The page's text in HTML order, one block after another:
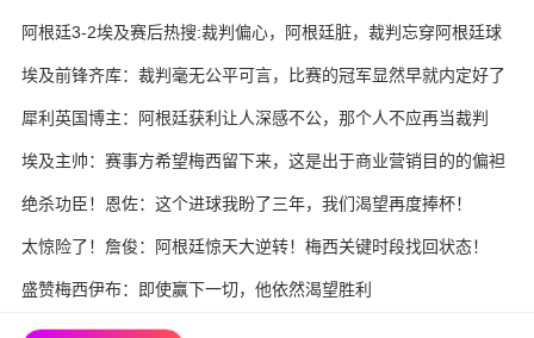
阿根廷3-2埃及赛后热搜:裁判偏心，阿根廷脏，裁判忘穿阿根廷球
衣
埃及前锋齐库：裁判毫无公平可言，比赛的冠军显然早就内定好了
犀利英国博主：阿根廷获利让人深感不公，那个人不应再当裁判
埃及主帅：赛事方希望梅西留下来，这是出于商业营销目的的偏袒
绝杀功臣！恩佐：这个进球我盼了三年，我们渴望再度捧杯！
太惊险了！詹俊：阿根廷惊天大逆转！梅西关键时段找回状态！
盛赞梅西伊布：即使赢下一切，他依然渴望胜利